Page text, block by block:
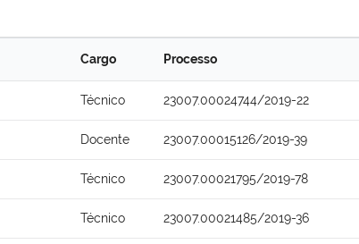
Cargo Processo
Técnico 23007.00024744/2019-22
Docente 23007.00015126/2019-39
Técnico 23007.00021795/2019-78
Técnico 23007.00021485/2019-36